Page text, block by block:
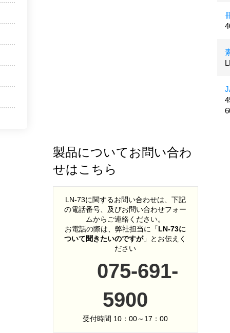
製品についてお問い合わ
せはこちら
LN-73に関するお問い合わせは、下記
の電話番号、及びお問い合わせフォー
ムからご連絡ください。
お電話の際は、弊社担当に「LN-73に
ついて聞きたいのですが」とお伝えく
ださい
075-691-
5900
受付時間 10：00～17：00